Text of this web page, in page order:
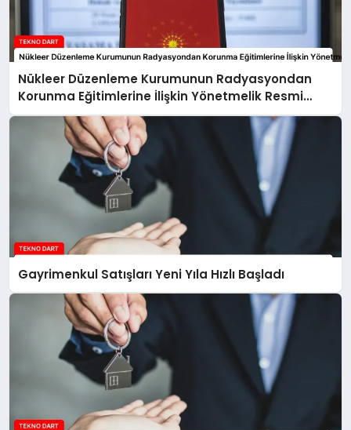
Nükleer Düzenleme Kurumunun Radyasyondan
Korunma Eğitimlerine İlişkin Yönetmelik Resmi
Gazete’de Yayımlandı
Gayrimenkul Satışları Yeni Yıla Hızlı Başladı